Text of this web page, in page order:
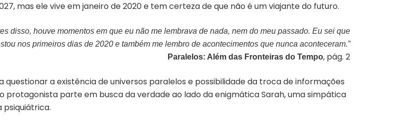
mas ele vive em janeiro de 2020 e tem certeza de que não é um viajante do futuro.
disso, houve momentos em que eu não me lembrava de nada, nem do meu passado. Eu sei que
nos primeiros dias de 2020 e também me lembro de acontecimentos que nunca aconteceram.”
Paralelos: Além das Fronteiras do Tempo, pág. 2
questionar a existência de universos paralelos e possibilidade da troca de informações
protagonista parte em busca da verdade ao lado da enigmática Sarah, uma simpática